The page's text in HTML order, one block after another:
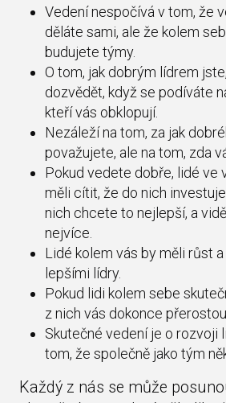
Vedení nespočívá v tom, že
děláte sami, ale že kolem
budujete týmy.
O tom, jak dobrým lídrem
dozvědět, když se podíváte
kteří vás obklopují.
Nezáleží na tom, za jak
považujete, ale na tom, zda
Pokud vedete dobře, lidé ve
měli cítit, že do nich
nich chcete to nejlepší, a
nejvíce.
Lidé kolem vás by měli růst
lepšími lídry.
Pokud lidi kolem sebe
z nich vás dokonce
Skutečné vedení je o rozvoji
tom, že společně jako tým
Každý z nás se může